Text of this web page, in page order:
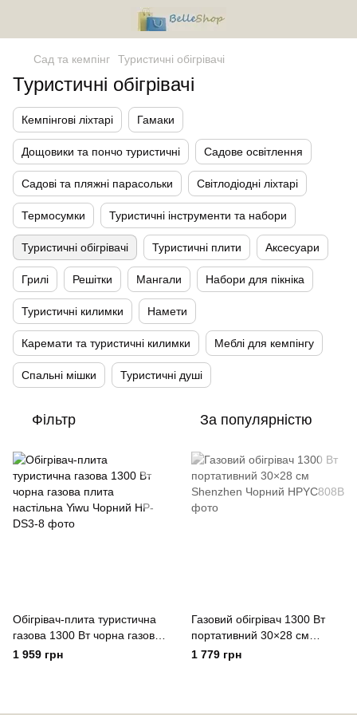
Сад та кемпінг Туристичні обігрівачі
Туристичні обігрівачі
Кемпінгові ліхтарі Гамаки
Дощовики та пончо туристичні Садове освітлення
Садові та пляжні парасольки Світлодіодні ліхтарі
Термосумки Туристичні інструменти та набори
Туристичні обігрівачі Туристичні плити Аксесуари
Грилі Решітки Мангали Набори для пікніка
Туристичні килимки Намети
Каремати та туристичні килимки Меблі для кемпінгу
Спальні мішки Туристичні душі
Фільтр За популярністю
Обігрівач-плита туристична
газова 1300 Вт чорна газова
плита настільна Yiwu Чорний
1 959 грн
Газовий обігрівач 1300 Вт
портативний 30×28 см
Shenzhen Чорний
1 779 грн